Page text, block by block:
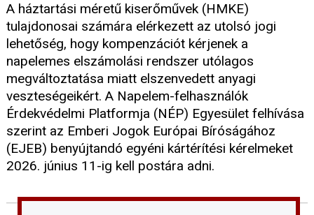
A háztartási méretű kiserőművek (HMKE)
tulajdonosai számára elérkezett az utolsó jogi
lehetőség, hogy kompenzációt kérjenek a
napelemes elszámolási rendszer utólagos
megváltoztatása miatt elszenvedett anyagi
veszteségeikért. A Napelem-felhasználók
Érdekvédelmi Platformja (NÉP) Egyesület felhívása
szerint az Emberi Jogok Európai Bíróságához
(EJEB) benyújtandó egyéni kártérítési kérelmeket
2026. június 11-ig kell postára adni.